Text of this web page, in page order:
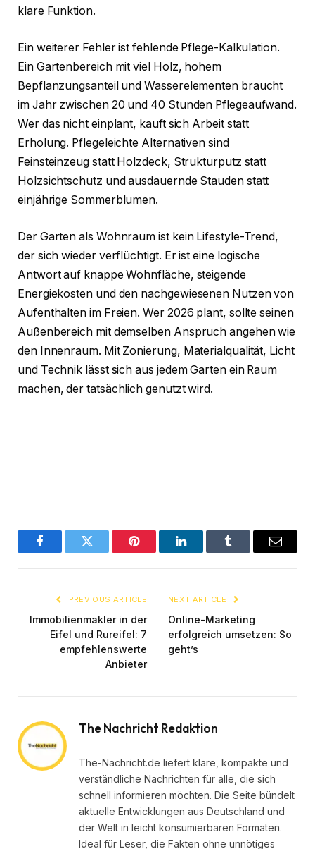
klare Funktion.
Ein weiterer Fehler ist fehlende Pflege-Kalkulation.
Ein Gartenbereich mit viel Holz, hohem
Bepflanzungsanteil und Wasserelementen braucht
im Jahr zwischen 20 und 40 Stunden Pflegeaufwand.
Wer das nicht einplant, kauft sich Arbeit statt
Erholung. Pflegeleichte Alternativen sind
Feinsteinzeug statt Holzdeck, Strukturputz statt
Holzsichtschutz und ausdauernde Stauden statt
einjährige Sommerblumen.
Der Garten als Wohnraum ist kein Lifestyle-Trend,
der sich wieder verflüchtigt. Er ist eine logische
Antwort auf knappe Wohnfläche, steigende
Energiekosten und den nachgewiesenen Nutzen von
Aufenthalten im Freien. Wer 2026 plant, sollte seinen
Außenbereich mit demselben Anspruch angehen wie
den Innenraum. Mit Zonierung, Materialqualität, Licht
und Technik lässt sich aus jedem Garten ein Raum
machen, der tatsächlich genutzt wird.
FacebookTwitter Pinterest LinkedInTumblr Email
PREVIOUS ARTICLE
Immobilienmakler in der
Eifel und Rureifel: 7
empfehlenswerte
Anbieter
NEXT ARTICLE
Online-Marketing
erfolgreich umsetzen: So
geht’s
The Nachricht Redaktion
The-Nachricht.de liefert klare, kompakte und
verständliche Nachrichten für alle, die sich
schnell informieren möchten. Die Seite bündelt
aktuelle Entwicklungen aus Deutschland und
der Welt in leicht konsumierbaren Formaten.
Ideal für Leser, die Fakten ohne unnötiges